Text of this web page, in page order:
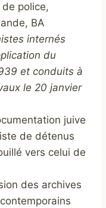
police,
BA
internés
du
et conduits à
le 20 janvier
juive
de détenus
vers celui de
des archives